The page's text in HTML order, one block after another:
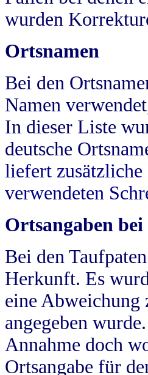
wurden
Ortsnamen
Bei den
Namen
In dieser Liste
deutsche
liefert zusätzliche
verwendeten
Ortsangaben
Bei den
Herkunft. Es
eine Abweichung
angegeben
Annahme doch
Ortsangabe für